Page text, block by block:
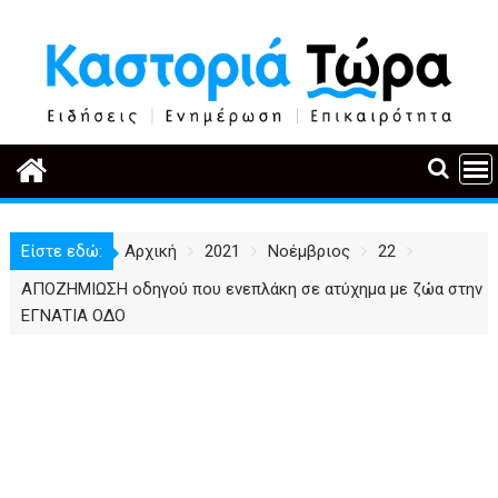
περιεχόμενο
Είστε εδώ: Αρχική 2021 Νοέμβριος
22
ΑΠΟΖΗΜΙΩΣΗ οδηγού που ενεπλάκη σε ατύχημα με ζώα στην
ΕΓΝΑΤΙΑ ΟΔΟ